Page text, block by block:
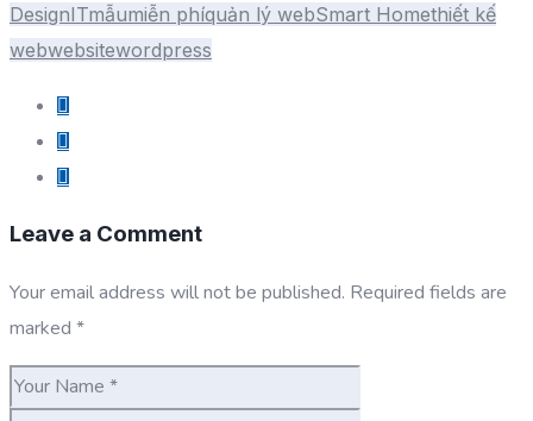
DesignITmẫumiễn phíquản lý webSmart Homethiết kế
webwebsitewordpress
Leave a Comment
Your email address will not be published. Required fields are
marked *